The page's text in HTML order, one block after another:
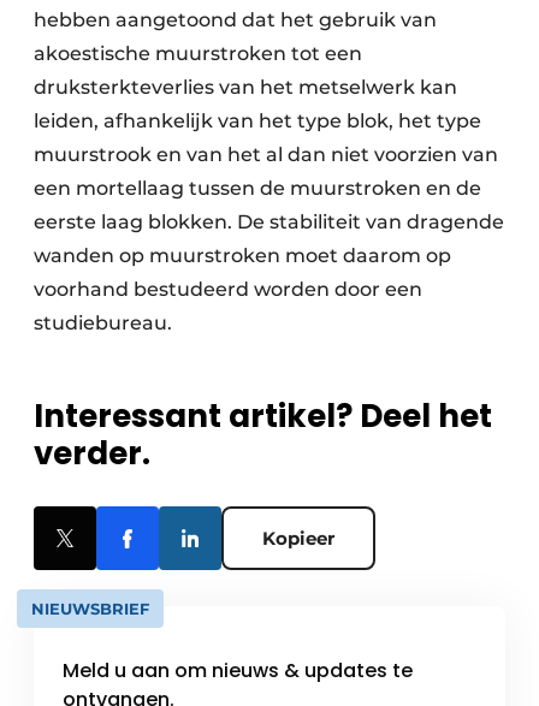
hebben aangetoond dat het gebruik van
akoestische muurstroken tot een
druksterkteverlies van het metselwerk kan
leiden, afhankelijk van het type blok, het type
muurstrook en van het al dan niet voorzien van
een mortellaag tussen de muurstroken en de
eerste laag blokken. De stabiliteit van dragende
wanden op muurstroken moet daarom op
voorhand bestudeerd worden door een
studiebureau.
Interessant artikel? Deel het
verder.
Kopieer
NIEUWSBRIEF
Meld u aan om nieuws & updates te
ontvangen.